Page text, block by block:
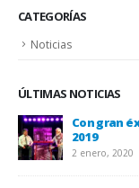
CATEGORÍAS
Noticias
ÚLTIMAS NOTICIAS
Con gran
2019
2 enero, 2020